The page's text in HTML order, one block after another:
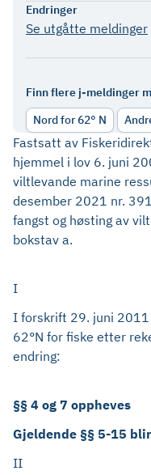
Endringer
Se utgåtte meldinger
Finn flere j-meldinger
Nord for 62° N
Fastsatt av
hjemmel i lov 6. juni
viltlevande marine
desember 2021 nr.
fangst og høsting av
bokstav a.
I
I forskrift 29. juni
62°N for fiske etter
endring:
§§ 4 og 7 oppheves
Gjeldende §§ 5-15
II